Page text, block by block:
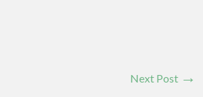
Next Post